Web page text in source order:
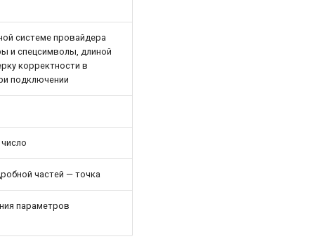
системе провайдера
и спецсимволы, длиной
корректности в
подключении
частей — точка
параметров